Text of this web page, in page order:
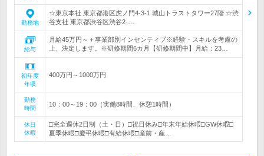
勤務地
☆東京本社 東京都港区虎ノ門4-3-1 城山トラストタワー27階 ☆渋
谷支社 東京都渋谷区渋谷2-…
給与
月給45万円～＋事業部別インセンティブ※経験・スキルを考慮の
上、決定します。※研修期間6カ月【研修期間中】月給：23…
初年度
年収
400万円～1000万円
勤務
時間
10：00～19：00（実働8時間、休憩1時間）
休日
休暇
□完全週休2日制（土・日）□祝日休み□年末年始休暇□GW休暇□
夏季休暇□慶弔休暇□有給休暇□産前・産…